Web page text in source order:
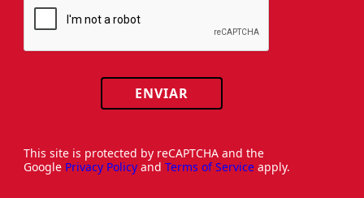
ENVIAR
This site is protected by reCAPTCHA and the
Google Privacy Policy and Terms of Service apply.